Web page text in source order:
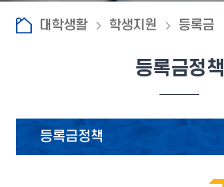
대학생활 학생지원 등록금
등록금정책
등록금정책